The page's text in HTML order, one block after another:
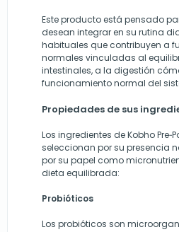
Este producto está pensado
desean integrar en su rutina
habituales que contribuyen a
normales vinculadas al
intestinales, a la digestión
funcionamiento normal del
Propiedades de sus
Los ingredientes de Kobho
seleccionan por su presencia
por su papel como
dieta equilibrada:
Probióticos
Los probióticos son